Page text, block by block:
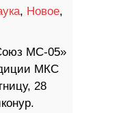
, Новое,
МС-05»
МКС
28